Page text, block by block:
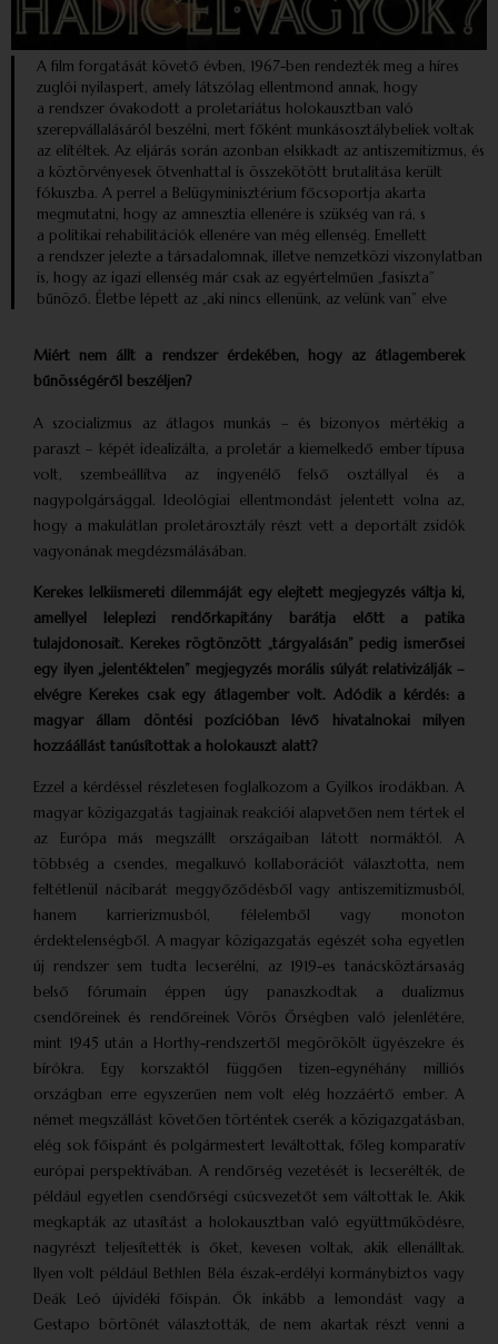
A film forgatását követő évben, 1967-ben rendezték meg a híres
zuglói nyilaspert, amely látszólag ellentmond annak, hogy
a rendszer óvakodott a proletariátus holokausztban való
szerepvállalásáról beszélni, mert főként munkásosztálybeliek voltak
az elítéltek. Az eljárás során azonban elsikkadt az antiszemitizmus, és
a köztörvényesek ötvenhattal is összekötött brutalitása került
fókuszba. A perrel a Belügyminisztérium főcsoportja akarta
megmutatni, hogy az amnesztia ellenére is szükség van rá, s
a politikai rehabilitációk ellenére van még ellenség. Emellett
a rendszer jelezte a társadalomnak, illetve nemzetközi viszonylatban
is, hogy az igazi ellenség már csak az egyértelműen „fasiszta”
bűnöző. Életbe lépett az „aki nincs ellenünk, az velünk van” elve
Miért nem állt a rendszer érdekében, hogy az átlagemberek
bűnösségéről beszéljen?
A szocializmus az átlagos munkás – és bizonyos mértékig a
paraszt – képét idealizálta, a proletár a kiemelkedő ember típusa
volt, szembeállítva az ingyenélő felső osztállyal és a
nagypolgársággal. Ideológiai ellentmondást jelentett volna az,
hogy a makulátlan proletár­osztály részt vett a deportált zsidók
vagyonának megdézsmálásában.
Kerekes lelkiismereti dilemmáját egy elejtett megjegyzés váltja ki,
amellyel leleplezi rendőr­kapitány barátja előtt a patika
tulajdonosait. Kerekes rögtönzött „tárgyalásán” pedig ismerősei
egy ilyen „jelentéktelen” megjegyzés morális súlyát relativizálják –
elvégre Kerekes csak egy átlagember volt. Adódik a kérdés: a
magyar állam döntési pozícióban lévő hivatalnokai milyen
hozzáállást tanúsítottak a holokauszt alatt?
Ezzel a kérdéssel részletesen foglalkozom a Gyilkos irodákban. A
magyar közigazgatás tagjainak reakciói alapvetően nem tértek el
az Európa más megszállt országaiban látott normáktól. A
többség a csendes, megalkuvó kollaborációt választotta, nem
feltétlenül nácibarát meggyőződésből vagy antiszemitizmusból,
hanem karrierizmusból, félelemből vagy monoton
érdektelenségből. A magyar közigazgatás egészét soha egyetlen
új rendszer sem tudta lecserélni, az 1919-es tanácsköztársaság
belső fórumain éppen úgy panaszkodtak a dualizmus
csendőreinek és rendőreinek Vörös Őrségben való jelenlétére,
mint 1945 után a Horthy-rendszertől megörökölt ügyészekre és
bírókra. Egy korszaktól függően tizen-egynéhány milliós
országban erre egyszerűen nem volt elég hozzáértő ember. A
német megszállást követően történtek cserék a közigazgatásban,
elég sok főispánt és polgármestert leváltottak, főleg komparatív
európai perspektívában. A rendőrség vezetését is lecserélték, de
például egyetlen csendőrségi csúcsvezetőt sem váltottak le. Akik
megkapták az utasítást a holokausztban való együttműködésre,
nagyrészt teljesítették is őket, kevesen voltak, akik ellenálltak.
Ilyen volt például Bethlen Béla észak-erdélyi kormánybiztos vagy
Deák Leó újvidéki főispán. Ők inkább a lemondást vagy a
Gestapo börtönét választották, de nem akartak részt venni a